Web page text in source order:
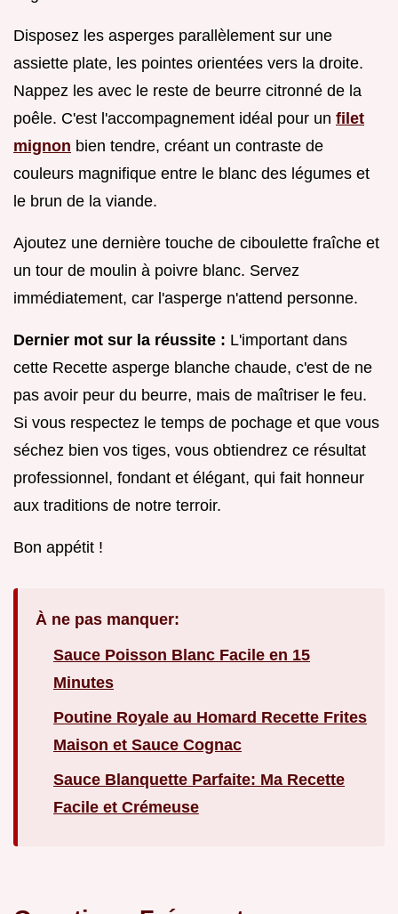
Disposez les asperges parallèlement sur une
assiette plate, les pointes orientées vers la droite.
Nappez les avec le reste de beurre citronné de la
poêle. C'est l'accompagnement idéal pour un filet
mignon bien tendre, créant un contraste de
couleurs magnifique entre le blanc des légumes et
le brun de la viande.
Ajoutez une dernière touche de ciboulette fraîche et
un tour de moulin à poivre blanc. Servez
immédiatement, car l'asperge n'attend personne.
Dernier mot sur la réussite : L'important dans
cette Recette asperge blanche chaude, c'est de ne
pas avoir peur du beurre, mais de maîtriser le feu.
Si vous respectez le temps de pochage et que vous
séchez bien vos tiges, vous obtiendrez ce résultat
professionnel, fondant et élégant, qui fait honneur
aux traditions de notre terroir.
Bon appétit !
À ne pas manquer:
Sauce Poisson Blanc Facile en 15
Minutes
Poutine Royale au Homard Recette Frites
Maison et Sauce Cognac
Sauce Blanquette Parfaite: Ma Recette
Facile et Crémeuse